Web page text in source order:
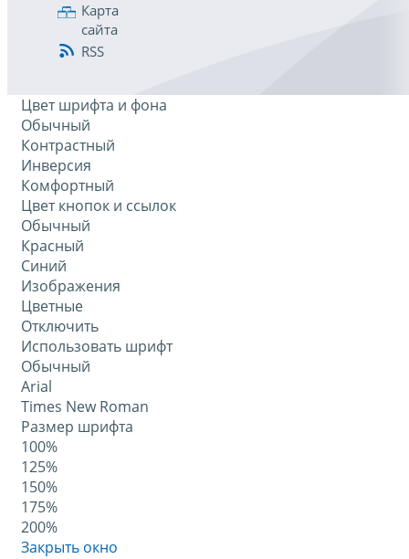
Карта
сайта
RSS
Цвет шрифта и фона
Обычный
Контрастный
Инверсия
Комфортный
Цвет кнопок и ссылок
Обычный
Красный
Синий
Изображения
Цветные
Отключить
Использовать шрифт
Обычный
Arial
Times New Roman
Размер шрифта
100%
125%
150%
175%
200%
Закрыть окно